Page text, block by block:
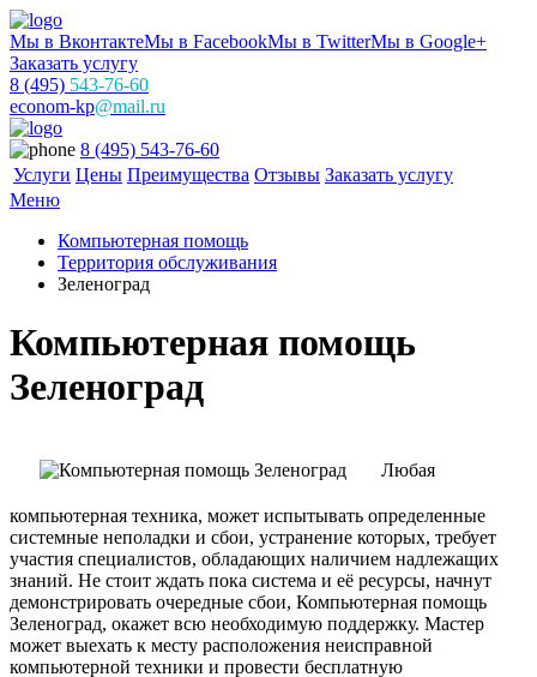
Мы в ВконтактеМы в FacebookМы в TwitterМы в Google+
Заказать услугу
8 (495) 543-76-60
econom-kp@mail.ru
8 (495) 543-76-60
Услуги Цены Преимущества Отзывы Заказать услугу
Меню
Компьютерная помощь
Территория обслуживания
Зеленоград
Компьютерная помощь
Зеленоград
Любая
компьютерная техника, может испытывать определенные
системные неполадки и сбои, устранение которых, требует
участия специалистов, обладающих наличием надлежащих
знаний. Не стоит ждать пока система и её ресурсы, начнут
демонстрировать очередные сбои, Компьютерная помощь
Зеленоград, окажет всю необходимую поддержку. Мастер
может выехать к месту расположения неисправной
компьютерной техники и провести бесплатную